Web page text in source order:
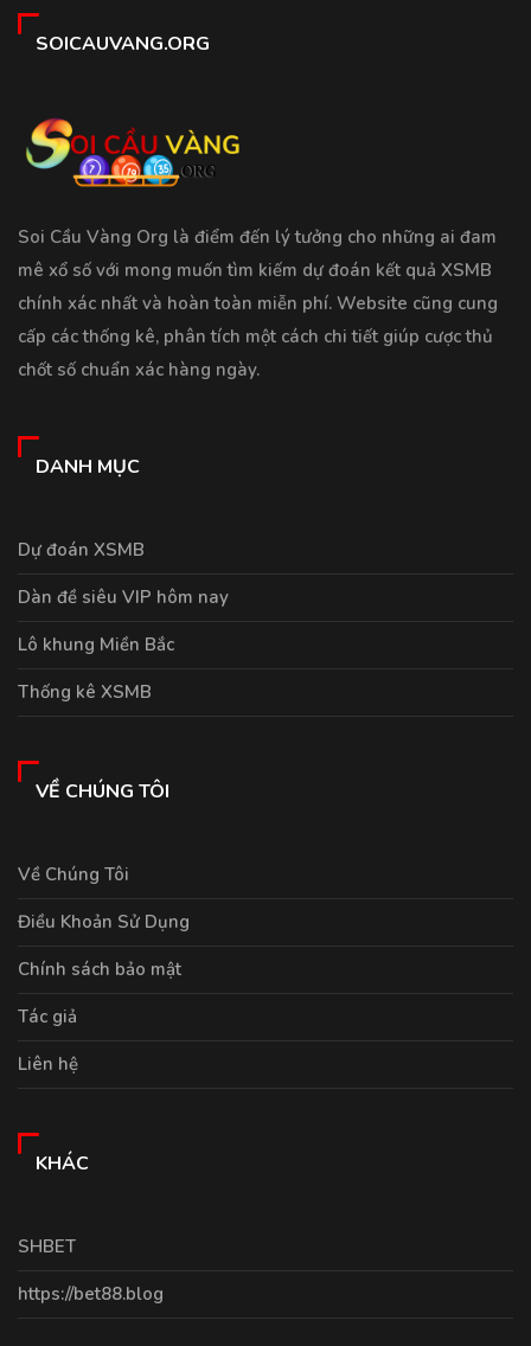
SOICAUVANG.ORG
Soi Cầu Vàng Org là điểm đến lý tưởng cho những ai đam
mê xổ số với mong muốn tìm kiếm dự đoán kết quả XSMB
chính xác nhất và hoàn toàn miễn phí. Website cũng cung
cấp các thống kê, phân tích một cách chi tiết giúp cược thủ
chốt số chuẩn xác hàng ngày.
DANH MỤC
Dự đoán XSMB
Dàn đề siêu VIP hôm nay
Lô khung Miền Bắc
Thống kê XSMB
VỀ CHÚNG TÔI
Về Chúng Tôi
Điều Khoản Sử Dụng
Chính sách bảo mật
Tác giả
Liên hệ
KHÁC
SHBET
https://bet88.blog